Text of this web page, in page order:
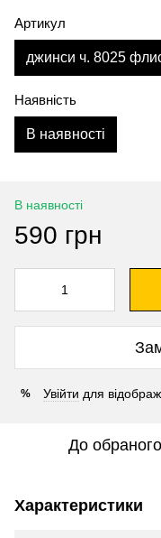
Артикул
джинси ч. 8025
Наявність
В наявності
В наявності
590 грн
% Увійти для
До обраного
Характеристики